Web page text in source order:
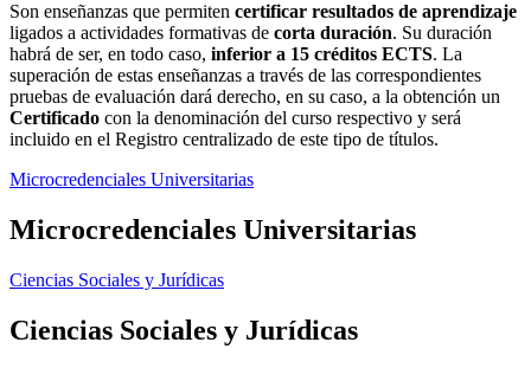
Son enseñanzas que permiten certificar resultados de aprendizaje
ligados a actividades formativas de corta duración. Su duración
habrá de ser, en todo caso, inferior a 15 créditos ECTS. La
superación de estas enseñanzas a través de las correspondientes
pruebas de evaluación dará derecho, en su caso, a la obtención un
Certificado con la denominación del curso respectivo y será
incluido en el Registro centralizado de este tipo de títulos.
Microcredenciales Universitarias
Microcredenciales Universitarias
Ciencias Sociales y Jurídicas
Ciencias Sociales y Jurídicas